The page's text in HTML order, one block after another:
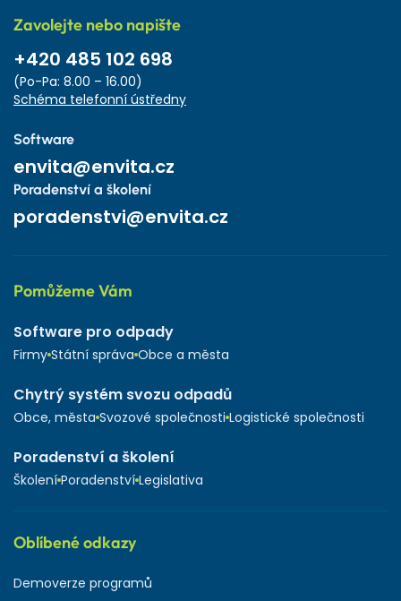
Zavolejte nebo napište
+420 485 102 698
(Po-Pa: 8.00 – 16.00)
Schéma telefonní ústředny
Software
envita@envita.cz
Poradenství a školení
poradenstvi@envita.cz
Pomůžeme Vám
Software pro odpady
Firmy Státní správa Obce a města
Chytrý systém svozu odpadů
Obce, města Svozové společnosti Logistické společnosti
Poradenství a školení
Školení Poradenství Legislativa
Oblíbené odkazy
Demoverze programů